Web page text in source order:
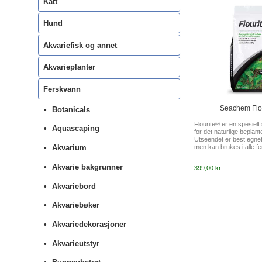
Seachem
Flourite® er en spesielt
for det naturlige
Utseendet er best
men kan brukes i alle
Flourite® kan brukes
underlag, men det kan
annen grus. Det kan
eksempelvis et nedre
399,00 kr
Hund
Akvariefisk og annet
Akvarieplanter
Ferskvann
Botanicals
Aquascaping
Akvarium
Akvarie bakgrunner
Akvariebord
Akvariebøker
Akvariedekorasjoner
Akvarieutstyr